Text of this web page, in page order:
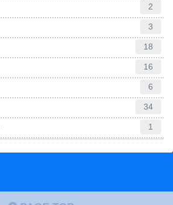
2
3
18
16
6
34
1